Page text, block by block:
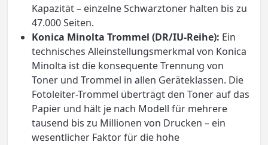
Kapazität – einzelne Schwarztoner halten bis zu
47.000 Seiten.
Konica Minolta Trommel (DR/IU-Reihe): Ein
technisches Alleinstellungsmerkmal von Konica
Minolta ist die konsequente Trennung von
Toner und Trommel in allen Geräteklassen. Die
Fotoleiter-Trommel überträgt den Toner auf das
Papier und hält je nach Modell für mehrere
tausend bis zu Millionen von Drucken – ein
wesentlicher Faktor für die hohe